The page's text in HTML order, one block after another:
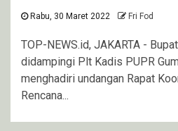
Rabu, 30 Maret 2022 Fri Fod
TOP-NEWS.id, JAKARTA -
didampingi Plt Kadis PUPR
menghadiri undangan Rapat
Rencana...